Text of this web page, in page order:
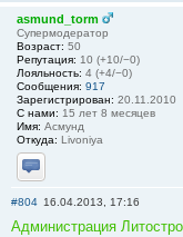
asmund_torm
Супермодератор
Возраст: 50
Репутация: 10 (+10/−0)
Лояльность: 4 (+4/−0)
Сообщения: 917
Зарегистрирован: 20.11.2010
С нами: 15 лет 8 месяцев
Имя: Асмунд
Откуда: Livoniya
Отправить личное
#804 16.04.2013, 17:16
Администрация